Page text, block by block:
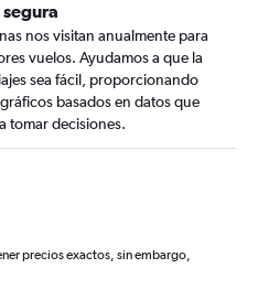
nos visitan anualmente para
vuelos. Ayudamos a que la
sea fácil, proporcionando
basados en datos que
tomar decisiones.
precios exactos, sin embargo,